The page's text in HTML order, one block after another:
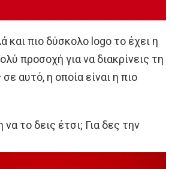
και πιο δύσκολο logo το έχει η
προσοχή για να διακρίνεις τη
αυτό, η οποία είναι η πιο
το δεις έτσι; Για δες την